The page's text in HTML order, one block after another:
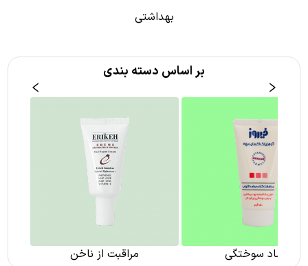
بهداشتی
بر اساس دسته بندی
پماد سوختگی مراقبت از ناخن